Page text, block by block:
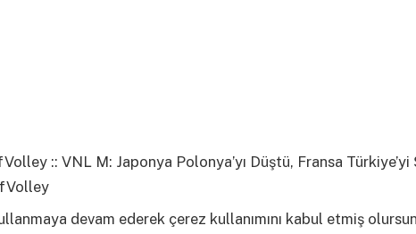
:: VNL M: Japonya Polonya’yı Düştü, Fransa Türkiye’yi
devam ederek çerez kullanımını kabul etmiş